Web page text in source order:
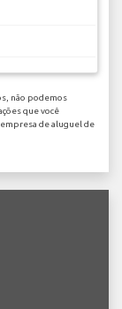
não podemos
que você
de aluguel de